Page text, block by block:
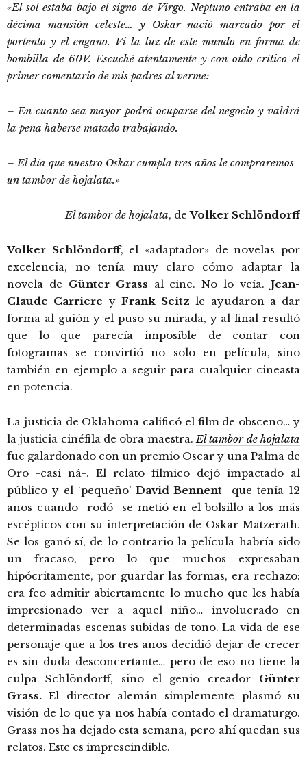
«El sol estaba bajo el signo de Virgo. Neptuno entraba en la
décima mansión celeste… y Oskar nació marcado por el
portento y el engaño. Vi la luz de este mundo en forma de
bombilla de 60V. Escuché atentamente y con oído crítico el
primer comentario de mis padres al verme:
– En cuanto sea mayor podrá ocuparse del negocio y valdrá
la pena haberse matado trabajando.
– El día que nuestro Oskar cumpla tres años le compraremos
un tambor de hojalata.»
El tambor de hojalata, deVolker Schlöndorff
Volker Schlöndorff, el «adaptador» de novelas por
excelencia, no tenía muy claro cómo adaptar la
novela de Günter Grass al cine. No lo veía.Jean-
Claude Carriere y Frank Seitz le ayudaron a dar
forma al guión y el puso su mirada, y al final resultó
que lo que parecía imposible de contar con
fotogramas se convirtió no solo en película, sino
también en ejemplo a seguir para cualquier cineasta
en potencia.
La justicia de Oklahoma calificó el film de obsceno… y
la justicia cinéfila de obra maestra.El tambor de hojalata
fue galardonado con un premio Oscar y una Palma de
Oro -casi ná-. El relato fílmico dejó impactado al
público y el ‘pequeño’ David Bennent -que tenía 12
años cuando rodó- se metió en el bolsillo a los más
escépticos con su interpretación de Oskar Matzerath.
Se los ganó sí, de lo contrario la película habría sido
un fracaso, pero lo que muchos expresaban
hipócritamente, por guardar las formas, era rechazo:
era feo admitir abiertamente lo mucho que les había
impresionado ver a aquel niño… involucrado en
determinadas escenas subidas de tono. La vida de ese
personaje que a los tres años decidió dejar de crecer
es sin duda desconcertante… pero de eso no tiene la
culpa Schlöndorff, sino el genio creador Günter
Grass. El director alemán simplemente plasmó su
visión de lo que ya nos había contado el dramaturgo.
Grass nos ha dejado esta semana, pero ahí quedan sus
relatos. Este es imprescindible.